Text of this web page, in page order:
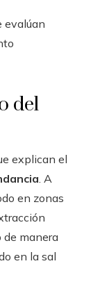
evalúan
del
explican el
. A
en zonas
de manera
en la sal